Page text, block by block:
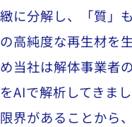
緻に分解し、「質」
の高純度な再生材を
め当社は解体事業者
をAIで解析してきま
限界があることから